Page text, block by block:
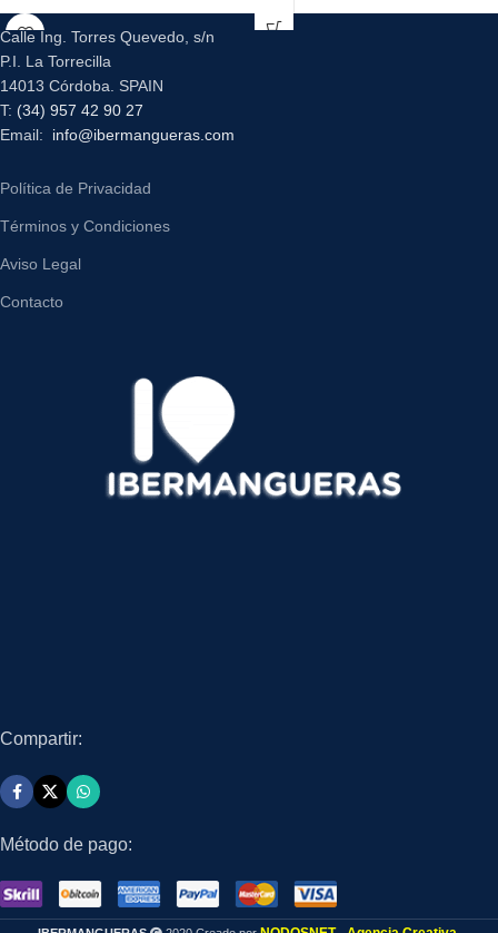
Calle Ing. Torres Quevedo, s/n
P.I. La Torrecilla
14013 Córdoba. SPAIN
T: (34) 957 42 90 27
Email: info@ibermangueras.com
Política de Privacidad
Términos y Condiciones
Aviso Legal
Contacto
Compartir:
Método de pago: